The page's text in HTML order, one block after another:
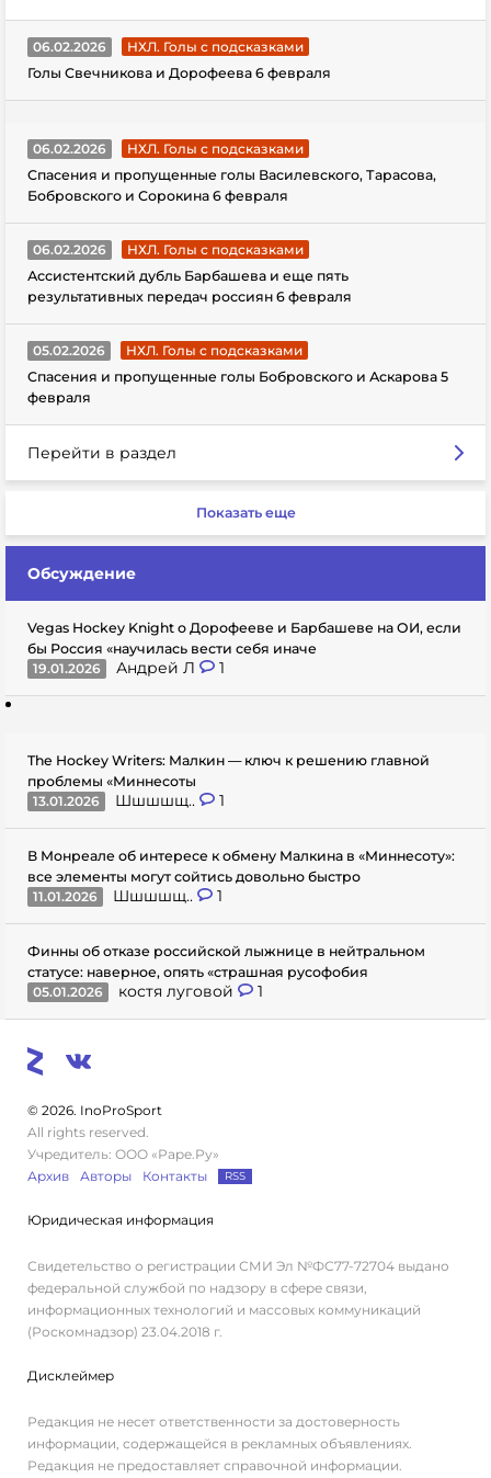
06.02.2026
НХЛ. Голы с подсказками
Голы Свечникова и Дорофеева 6 февраля
06.02.2026
НХЛ. Голы с подсказками
Спасения и пропущенные голы Василевского, Тарасова,
Бобровского и Сорокина 6 февраля
06.02.2026
НХЛ. Голы с подсказками
Ассистентский дубль Барбашева и еще пять
результативных передач россиян 6 февраля
05.02.2026
НХЛ. Голы с подсказками
Спасения и пропущенные голы Бобровского и Аскарова 5
февраля
Перейти в раздел
Показать еще
Обсуждение
Vegas Hockey Knight о Дорофееве и Барбашеве на ОИ, если
бы Россия «научилась вести себя иначе
19.01.2026
Андрей Л 1
The Hockey Writers: Малкин — ключ к решению главной
проблемы «Миннесоты
13.01.2026
Шшшшщ.. 1
В Монреале об интересе к обмену Малкина в «Миннесоту»:
все элементы могут сойтись довольно быстро
11.01.2026
Шшшшщ.. 1
Финны об отказе российской лыжнице в нейтральном
статусе: наверное, опять «страшная русофобия
05.01.2026
костя луговой 1
© 2026. InoProSport
All rights reserved.
Учредитель: ООО «Раре.Ру»
Архив
Авторы Контакты RSS
Юридическая информация
Свидетельство о регистрации СМИ Эл №ФС77-72704 выдано
федеральной службой по надзору в сфере связи,
информационных технологий и массовых коммуникаций
(Роскомнадзор) 23.04.2018 г.
Дисклеймер
Редакция не несет ответственности за достоверность
информации, содержащейся в рекламных объявлениях.
Редакция не предоставляет справочной информации.